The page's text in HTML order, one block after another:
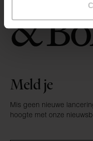
Meld je
Mis geen nieuwe
hoogte met onze